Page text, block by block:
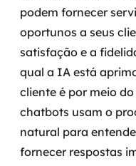
podem fornecer
oportunos a seus
satisfação e a
qual a IA está
cliente é por meio
chatbots usam o
natural para
fornecer respostas